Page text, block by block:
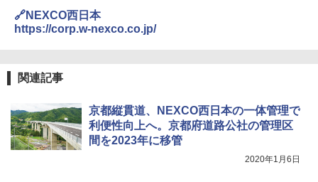
【日本企業販売】超強力クマ対策スプレー 30
0ml（連続噴射30秒）110ml（連続噴射15
￥3,680
ポインターライト 強力 小型 緑色/赤色/青紫色
🔗NEXCO西日本
https://corp.w-nexco.co.jp/
関連記事
京都縦貫道、NEXCO西日本の一体管理で
利便性向上へ。京都府道路公社の管理区
間を2023年に移管
2020年1月6日